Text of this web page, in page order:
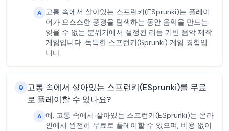
A 고통 속에서 살아있는 스프런키(ESprunki)는 플레이
어가 으스스한 풍경을 탐색하는 동안 음악을 만드는
잊을 수 없는 분위기에서 설정된 리듬 기반 음악 제작
게임입니다. 독특한 스프런키(Sprunki) 게임 경험입
니다.
Q 고통 속에서 살아있는 스프런키(ESprunki)를 무료
로 플레이할 수 있나요?
A 예, 고통 속에서 살아있는 스프런키(ESprunki)는 온라
인에서 완전히 무료로 플레이할 수 있으며, 비용 없이